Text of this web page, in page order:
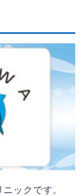
ックです。